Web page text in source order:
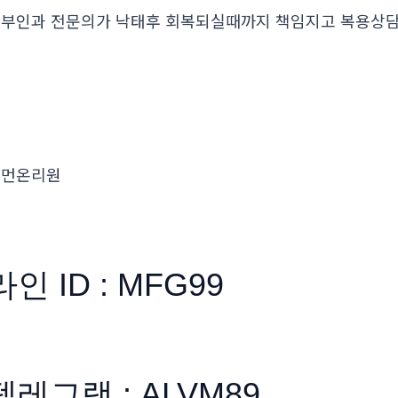
인과 전문의가 낙태후 회복되실때까지 책임지고 복용상
온리원
인 ID : MFG99